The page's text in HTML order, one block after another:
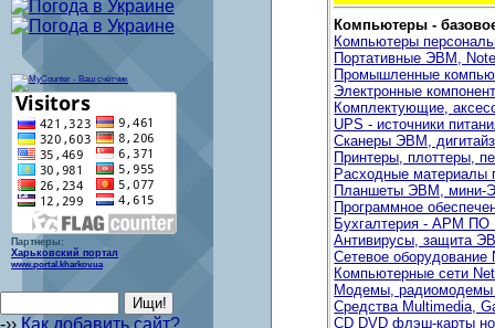
Компьютеры -
Компьютеры
Портативные ЭВМ,
Промышленные
Электронные
Комплектующие,
UPS - источники
Сканеры ЭВМ,
Принтеры, плоттеры,
Расходные материалы
Планшеты ЭВМ, мини-
Программное
Бухгалтерия - АРМ
Антивирусы, защита
Сетевое оборудование
Компьютерные сети
Модемы,
Средства Multimedia,
CD DVD флэш-карты
Партнеры:
Харьковский портал
www.portal.kharkov.ua
-›› Как добавить сайт?